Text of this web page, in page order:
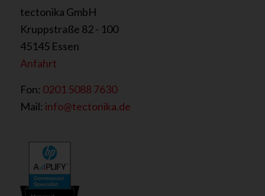
tectonika GmbH
Kruppstraße 82 - 100
45145 Essen
Anfahrt
Fon: 0201 5088 7630
Mail: info@tectonika.de